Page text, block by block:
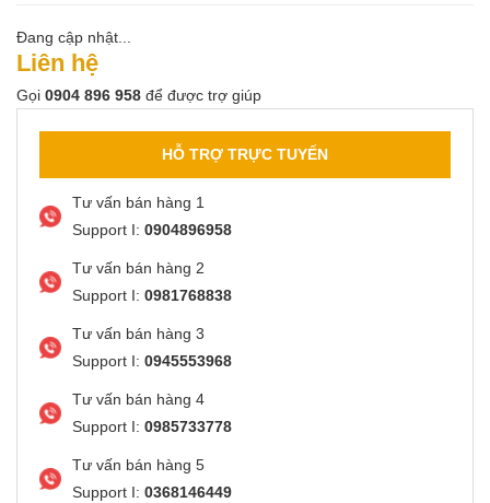
Đang cập nhật...
Liên hệ
Gọi 0904 896 958 để được trợ giúp
HỖ TRỢ TRỰC TUYẾN
Tư vấn bán hàng 1
Support I: 0904896958
Tư vấn bán hàng 2
Support I: 0981768838
Tư vấn bán hàng 3
Support I: 0945553968
Tư vấn bán hàng 4
Support I: 0985733778
Tư vấn bán hàng 5
Support I: 0368146449